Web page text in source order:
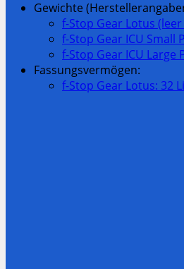
Gewichte
f-Stop Gear Lotus (leer
f-Stop Gear ICU Small
f-Stop Gear ICU Large
Fassungsvermögen:
f-Stop Gear Lotus: 32